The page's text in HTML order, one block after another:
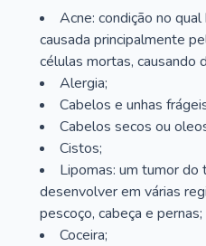
Acne: condição no
causada principalmente
células mortas, causando
Alergia;
Cabelos e unhas
Cabelos secos ou
Cistos;
Lipomas: um tumor
desenvolver em várias
pescoço, cabeça e pernas;
Coceira;